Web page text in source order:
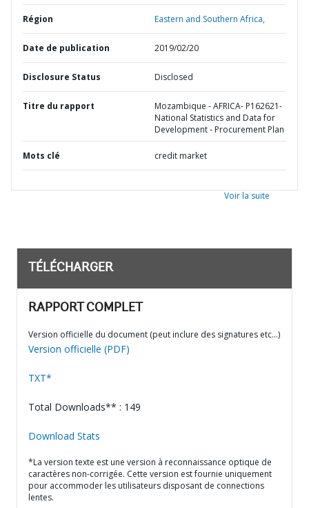
Région Eastern and Southern Africa,
Date de publication 2019/02/20
Disclosure Status Disclosed
Titre du rapport
Mozambique - AFRICA- P162621-
National Statistics and Data for
Development - Procurement Plan
Mots clé credit market
Voir la suite
TÉLÉCHARGER
RAPPORT COMPLET
Version officielle du document (peut inclure des signatures etc…)
Version officielle (PDF)
TXT*
Total Downloads** : 149
Download Stats
*La version texte est une version à reconnaissance optique de
caractères non-corrigée. Cette version est fournie uniquement
pour accommoder les utilisateurs disposant de connections
lentes.